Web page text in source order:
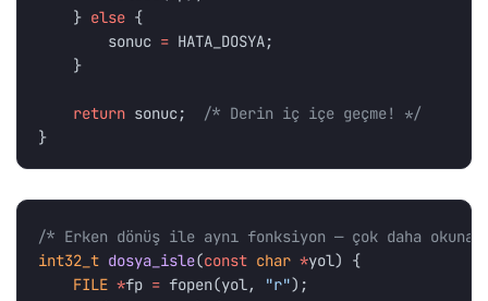
} else {
sonuc = HATA_DOSYA;
}
return sonuc;
/* Derin iç içe geçme! */
}
/* Erken dönüş ile aynı fonksiyon — çok daha
int32_t dosya_isle(const char *yol)
{
FILE *fp = fopen(yol, "r");